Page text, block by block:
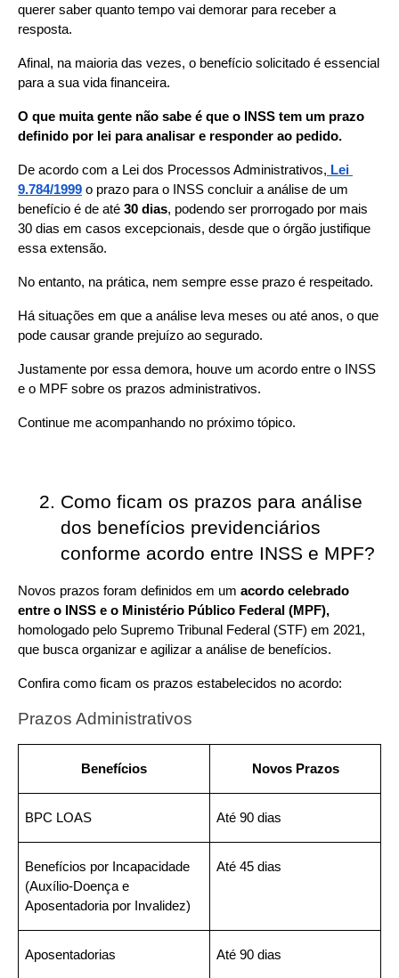
querer saber quanto tempo vai demorar para receber a
resposta.
Afinal, na maioria das vezes, o benefício solicitado é essencial
para a sua vida financeira.
O que muita gente não sabe é que o INSS tem um prazo
definido por lei para analisar e responder ao pedido.
De acordo com a Lei dos Processos Administrativos, Lei
9.784/1999 o prazo para o INSS concluir a análise de um
benefício é de até 30 dias, podendo ser prorrogado por mais
30 dias em casos excepcionais, desde que o órgão justifique
essa extensão.
No entanto, na prática, nem sempre esse prazo é respeitado.
Há situações em que a análise leva meses ou até anos, o que
pode causar grande prejuízo ao segurado.
Justamente por essa demora, houve um acordo entre o INSS
e o MPF sobre os prazos administrativos.
Continue me acompanhando no próximo tópico.
Como ficam os prazos para análise
dos benefícios previdenciários
conforme acordo entre INSS e MPF?
Novos prazos foram definidos em um acordo celebrado
entre o INSS e o Ministério Público Federal (MPF),
homologado pelo Supremo Tribunal Federal (STF) em 2021,
que busca organizar e agilizar a análise de benefícios.
Confira como ficam os prazos estabelecidos no acordo:
Prazos Administrativos
Benefícios Novos Prazos
BPC LOAS Até 90 dias
Benefícios por Incapacidade
(Auxílio-Doença e
Aposentadoria por Invalidez)
Até 45 dias
Aposentadorias Até 90 dias